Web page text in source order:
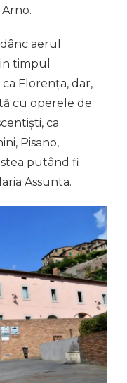
aerul
timpul
Florența, dar,
cu operele de
ca
Pisano,
putând fi
Assunta.